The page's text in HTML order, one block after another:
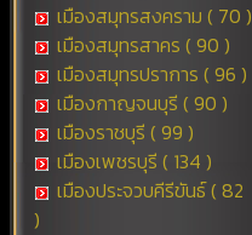
เมืองสมุทรสงคราม ( 70 )
เมืองสมุทรสาคร ( 90 )
เมืองสมุทรปราการ ( 96 )
เมืองกาญจนบุรี ( 90 )
เมืองราชบุรี ( 99 )
เมืองเพชรบุรี ( 134 )
เมืองประจวบคีรีขันธ์ ( 82
)